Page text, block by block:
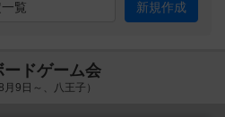
覧 新規作成
ードゲーム会
月9日～、八王子）